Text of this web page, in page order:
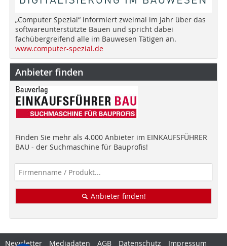
„Computer Spezial“ informiert zweimal im Jahr über das
softwareunterstützte Bauen und spricht dabei
fachübergreifend alle im Bauwesen Tätigen an.
www.computer-spezial.de
Anbieter finden
Finden Sie mehr als 4.000 Anbieter im EINKAUFSFÜHRER
BAU - der Suchmaschine für Bauprofis!
Anbieter finden!
Newsletter Mediadaten AGB Datenschutz Impressum